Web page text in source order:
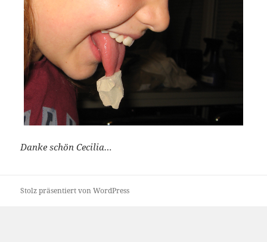
Danke schön Cecilia…
Stolz präsentiert von WordPress